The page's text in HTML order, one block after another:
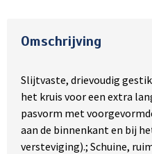
Omschrijving
Slijtvaste, drievoudig
het kruis voor een extra
pasvorm met
aan de binnenkant en bij
versteviging).; Schuine,